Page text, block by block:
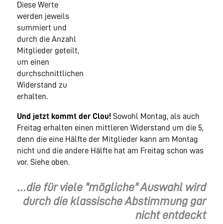
Diese Werte
werden jeweils
summiert und
durch die Anzahl
Mitglieder geteilt,
um einen
durchschnittlichen
Widerstand zu
erhalten.
Und jetzt kommt der Clou!Sowohl Montag, als auch
Freitag erhalten einen mittleren Widerstand um die 5,
denn die eine Hälfte der Mitglieder kann am Montag
nicht und die andere Hälfte hat am Freitag schon was
vor. Siehe oben.
...die für viele "mögliche" Auswahl wird
durch die klassische Abstimmung gar
nicht entdeckt